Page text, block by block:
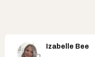
Izabelle Bee